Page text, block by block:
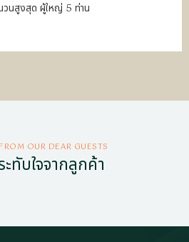
นสูงสุด ผู้ใหญ่ 5 ท่าน
OUR DEAR GUESTS
ทับใจจากลูกค้า